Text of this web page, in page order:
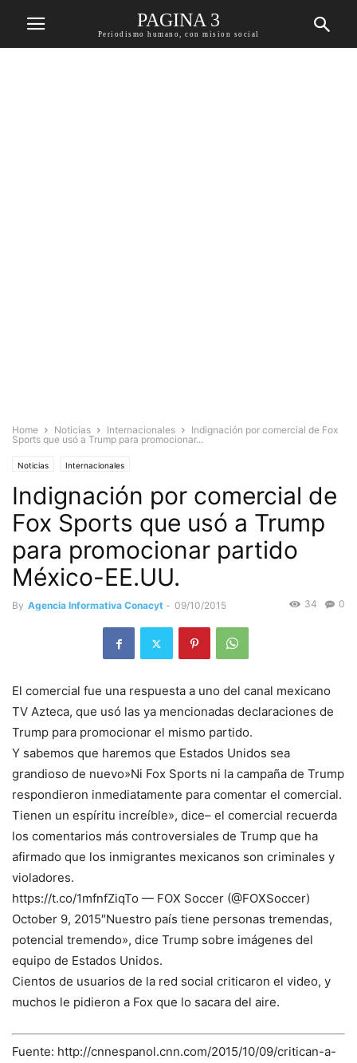
PAGINA 3
Periodismo humano, con mision social
Home Noticias Internacionales
Indignación por comercial de Fox
Sports que usó a Trump para promocionar...
Noticias Internacionales
Indignación por comercial de
Fox Sports que usó a Trump
para promocionar partido
México-EE.UU.
By Agencia Informativa Conacyt - 09/10/2015 0
34
El comercial fue una respuesta a uno del canal mexicano
TV Azteca, que usó las ya mencionadas declaraciones de
Trump para promocionar el mismo partido.
Y sabemos que haremos que Estados Unidos sea
grandioso de nuevo»Ni Fox Sports ni la campaña de Trump
respondieron inmediatamente para comentar el comercial.
Tienen un espíritu increíble», dice– el comercial recuerda
los comentarios más controversiales de Trump que ha
afirmado que los inmigrantes mexicanos son criminales y
violadores.
https://t.co/1mfnfZiqTo — FOX Soccer (@FOXSoccer)
October 9, 2015″Nuestro país tiene personas tremendas,
potencial tremendo», dice Trump sobre imágenes del
equipo de Estados Unidos.
Cientos de usuarios de la red social criticaron el video, y
muchos le pidieron a Fox que lo sacara del aire.
Fuente: http://cnnespanol.cnn.com/2015/10/09/critican-a-